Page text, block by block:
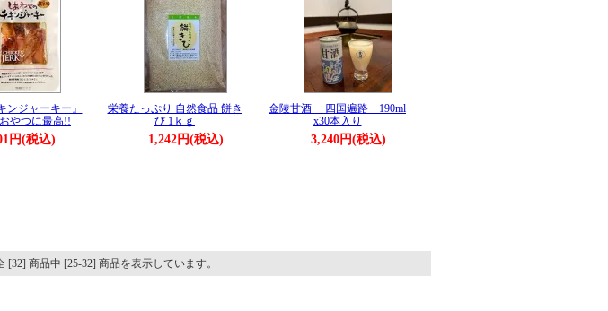
ンジャーキー』
やつに最高!!
円(税込)
栄養たっぷり 自然食品 餅き
び 1ｋｇ
1,242円(税込)
金陵甘酒 四国遍路 190ml
x30本入り
3,240円(税込)
[32] 商品中 [25-32] 商品を表示しています。